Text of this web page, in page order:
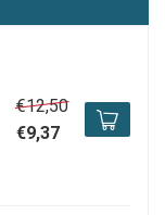
€12,50
€9,37